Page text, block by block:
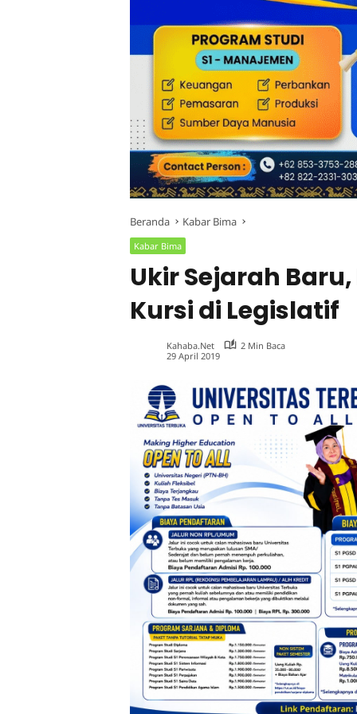
Beranda Kabar Bima
Kabar Bima
Ukir Sejarah
Kursi di Legislatif
Kahaba.net
2 Min Baca
29 April 2019